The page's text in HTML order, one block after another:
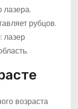
рубцов.
лазер
возраста